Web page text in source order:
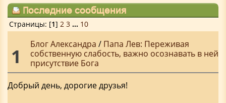
Последние сообщения
Страницы: [1] 2 3 ... 10
1
Блог Александра / Папа Лев: Переживая
собственную слабость, важно осознавать в ней
присутствие Бога
Добрый день, дорогие друзья!